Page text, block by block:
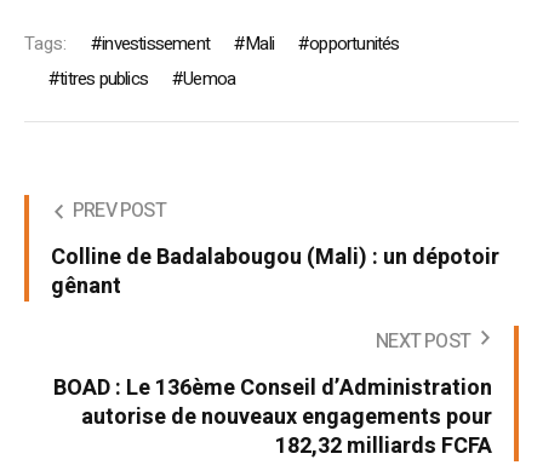
Tags: investissement Mali
opportunités
titres publics
Uemoa
PREV POST
Colline de Badalabougou (Mali) : un dépotoir
gênant
NEXT POST
BOAD : Le 136ème Conseil d’Administration
autorise de nouveaux engagements pour
182,32 milliards FCFA